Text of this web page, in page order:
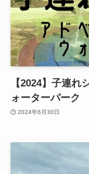
【2024】子連
ォーターパーク
2024年6月30日